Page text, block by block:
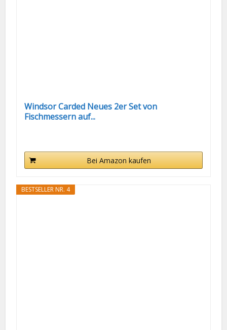
Windsor Carded Neues 2er Set von
Fischmessern auf...
Bei Amazon kaufen
BESTSELLER NR. 4